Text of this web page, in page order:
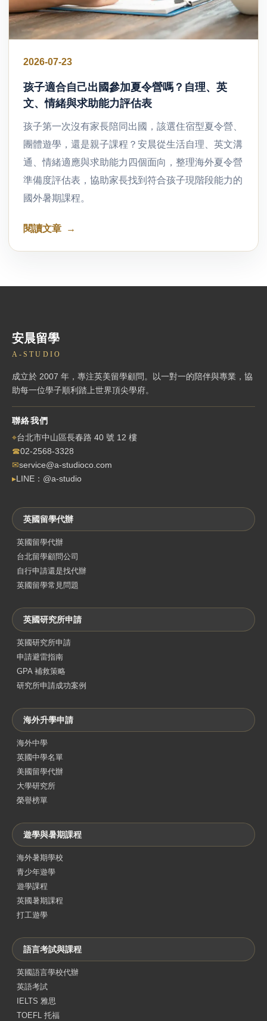
2026-07-23
孩子適合自己出國參加夏令營嗎？自理、英
文、情緒與求助能力評估表
孩子第一次沒有家長陪同出國，該選住宿型夏令營、
團體遊學，還是親子課程？安晨從生活自理、英文溝
通、情緒適應與求助能力四個面向，整理海外夏令營
準備度評估表，協助家長找到符合孩子現階段能力的
國外暑期課程。
閱讀文章
安晨留學
A-STUDIO
成立於 2007 年，專注英美留學顧問。以一對一的陪伴與專業，協
助每一位學子順利踏上世界頂尖學府。
聯絡我們
⌖台北市中山區長春路 40 號 12 樓
☎02-2568-3328
✉service@a-studioco.com
▸LINE：@a-studio
英國留學代辦
英國留學代辦
台北留學顧問公司
自行申請還是找代辦
英國留學常見問題
英國研究所申請
英國研究所申請
申請避雷指南
GPA 補救策略
研究所申請成功案例
海外升學申請
海外中學
英國中學名單
美國留學代辦
大學研究所
榮譽榜單
遊學與暑期課程
海外暑期學校
青少年遊學
遊學課程
英國暑期課程
打工遊學
語言考試與課程
英國語言學校代辦
英語考試
IELTS 雅思
TOEFL 托福